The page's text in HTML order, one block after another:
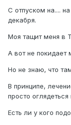
С отпуском на....
декабря.
Моя тащит меня в
А вот не
Но не знаю, что
В принципе,
просто
Есть ли у кого